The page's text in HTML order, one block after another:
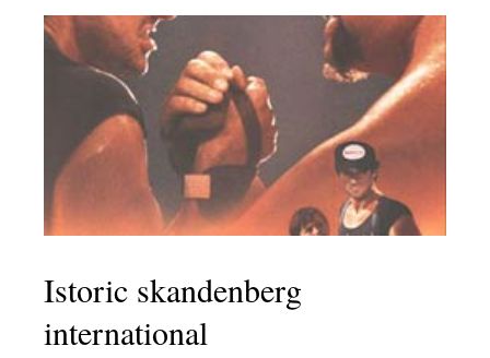
Istoric skandenberg
international